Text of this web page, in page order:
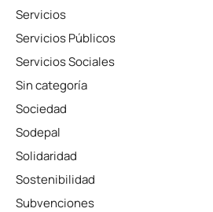
Servicios
Servicios Públicos
Servicios Sociales
Sin categoría
Sociedad
Sodepal
Solidaridad
Sostenibilidad
Subvenciones